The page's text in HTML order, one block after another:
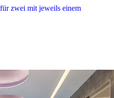
zwei mit jeweils einem